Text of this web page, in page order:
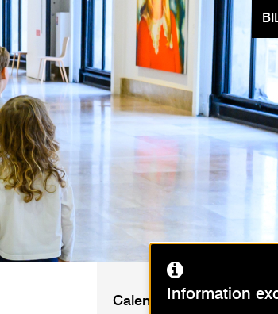
Calendrier desInformation